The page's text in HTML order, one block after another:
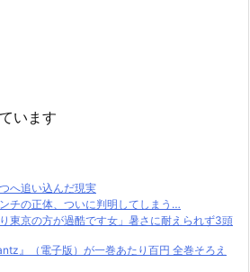
います
へ追い込んだ現実
チの正体、ついに判明してしまう…
東京の方が過酷です女」暑さに耐えられず3頭
』（電子版）が一巻あたり百円 全巻そろえ